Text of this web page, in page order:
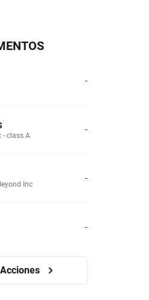
-
- class A -
Inc -
-